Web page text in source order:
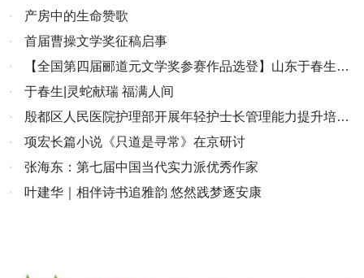
青年文化宫隆重开幕
·
产房中的生命赞歌
·
首届曹操文学奖征稿启事
·
【全国第四届郦道元文学奖参赛作品选登】山东于春生
《运河千年润天堂》
·
于春生|灵蛇献瑞 福满人间
·
殷都区人民医院护理部开展年轻护士长管理能力提升培训
班读书会
·
项宏长篇小说《只道是寻常》在京研讨
·
张海东：第七届中国当代实力派优秀作家
·
叶建华｜相伴诗书追雅韵 悠然践梦逐安康